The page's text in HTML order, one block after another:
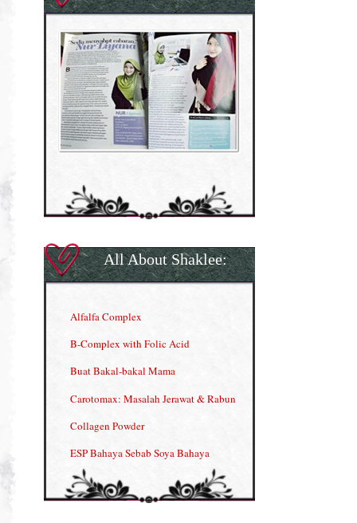
All About Shaklee:
Alfalfa Complex
B-Complex with Folic Acid
Buat Bakal-bakal Mama
Carotomax: Masalah Jerawat & Rabun
Collagen Powder
ESP Bahaya Sebab Soya Bahaya
ESP Produk Shaklee Paling HOT